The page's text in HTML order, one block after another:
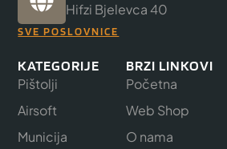
Hifzi Bjelevca 40
SVE POSLOVNICE
KATEGORIJE
Pištolji
Airsoft
Municija
BRZI LINKOVI
Početna
Web Shop
O nama